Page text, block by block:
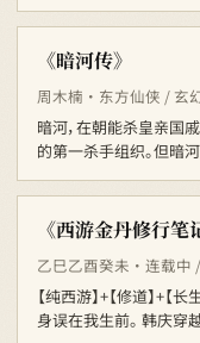
《暗河传》
周木楠 · 东方仙侠 / 玄
暗河，在朝能杀皇亲国
的第一杀手组织。但暗
《西游金丹修行笔
乙巳乙酉癸未 · 连载中
【纯西游】+【修道】+【
身误在我生前。 韩庆穿